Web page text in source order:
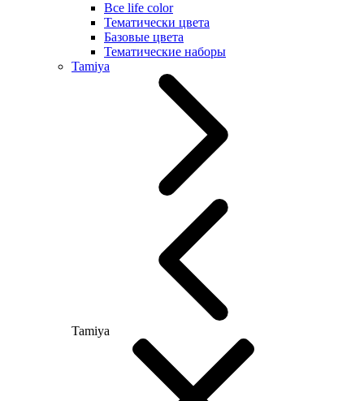
Все life color
Тематически цвета
Базовые цвета
Тематические наборы
Tamiya
Tamiya